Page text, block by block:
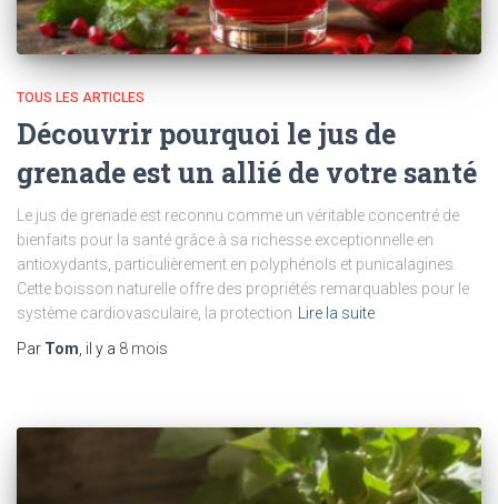
TOUS LES ARTICLES
Découvrir pourquoi le jus de
grenade est un allié de votre santé
Le jus de grenade est reconnu comme un véritable concentré de
bienfaits pour la santé grâce à sa richesse exceptionnelle en
antioxydants, particulièrement en polyphénols et punicalagines.
Cette boisson naturelle offre des propriétés remarquables pour le
système cardiovasculaire, la protection
Lire la suite
Par Tom , il y a 8 mois